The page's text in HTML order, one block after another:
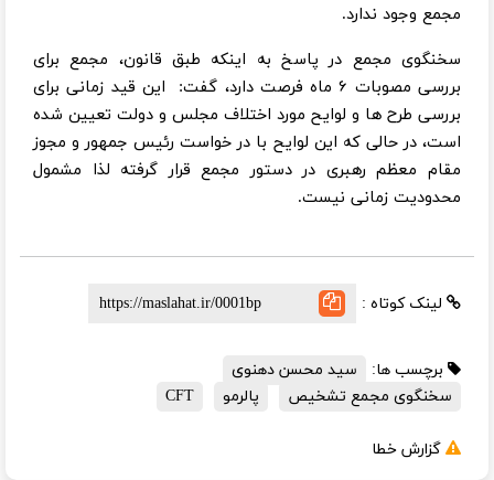
مجمع وجود ندارد.
سخنگوی مجمع در پاسخ به اینکه طبق قانون، مجمع برای
بررسی مصوبات ۶ ماه فرصت دارد، گفت: این قید زمانی برای
بررسی طرح ها و لوایح مورد اختلاف مجلس و دولت تعیین شده
است، در حالی که این لوایح با در خواست رئیس جمهور و مجوز
مقام معظم رهبری در دستور مجمع قرار گرفته لذا مشمول
محدودیت زمانی نیست.
لینک کوتاه :
برچسب ها:
سید محسن دهنوی
سخنگوی مجمع تشخیص
پالرمو CFT
گزارش خطا